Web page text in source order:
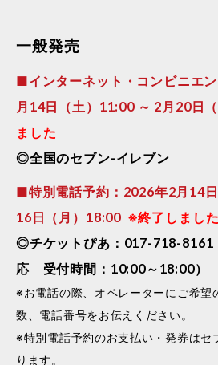
一般発売
■インターネット・コンビニエ
月14日（土）11:00 ～ 2月20日
ました
◎全国のセブン-イレブン
■特別電話予約：2026年2月14
16日（月）18:00 ※終了しました
◎チケットぴあ：017-718-
応 受付時間：10:00～18:00）
※お電話の際、オペレーターにご希望
数、電話番号をお伝えください。
※特別電話予約のお支払い・発券はセ
ります。